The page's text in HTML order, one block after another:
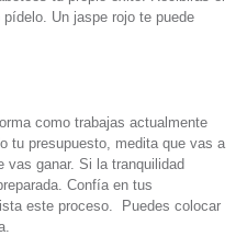
Un jaspe rojo te puede
como trabajas actualmente
tu presupuesto, medita que vas a
vas ganar. Si la tranquilidad
Confía en tus
este proceso. Puedes colocar